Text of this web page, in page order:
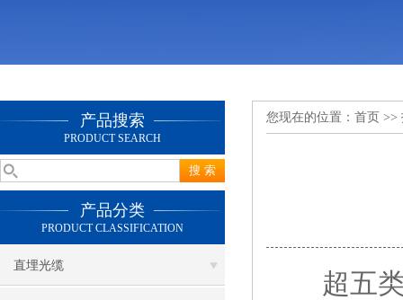
产品搜索
PRODUCT SEARCH
产品分类
PRODUCT CLASSIFICATION
直埋光缆
您现在的位置： 首页 >>
超五类